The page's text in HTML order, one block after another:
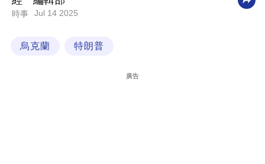
科
時事 Jul 14 2025
烏克蘭 特朗普
廣告